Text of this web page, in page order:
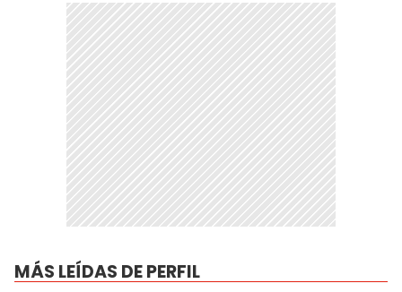
MÁS LEÍDAS DE PERFIL